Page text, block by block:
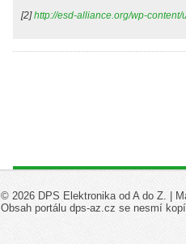
[2]http://esd-alliance.org/wp-
© 2026 DPS Elektronika od A do Z. |
Obsah portálu dps-az.cz se nesmí